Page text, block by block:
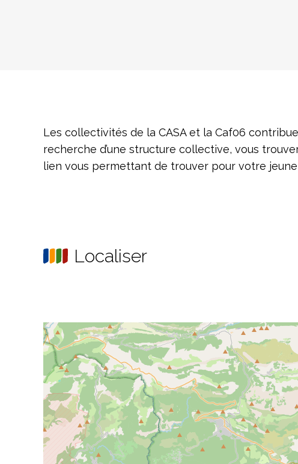
Les collectivités de la CASA et la Caf06
recherche d’une structure collective, vous
lien vous permettant de trouver pour votre
Localiser